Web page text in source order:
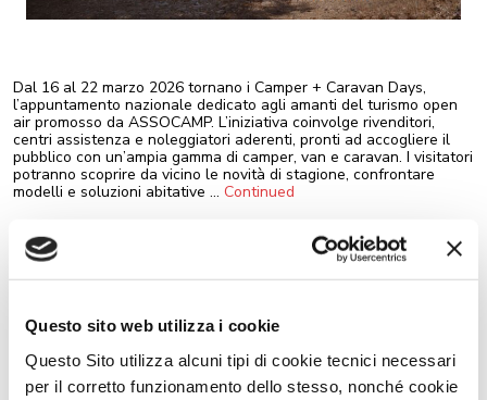
Questo sito web utilizza i cookie
Questo Sito utilizza alcuni tipi di cookie tecnici necessari
per il corretto funzionamento dello stesso, nonché cookie
Dal 16 al 22 marzo 2026 tornano i Camper + Caravan Days,
l’appuntamento nazionale dedicato agli amanti del turismo open
air promosso da ASSOCAMP. L’iniziativa coinvolge rivenditori,
centri assistenza e noleggiatori aderenti, pronti ad accogliere il
pubblico con un’ampia gamma di camper, van e caravan. I visitatori
potranno scoprire da vicino le novità di stagione, confrontare
modelli e soluzioni abitative … Continued
Metti in moto l’estate con
Roller Team